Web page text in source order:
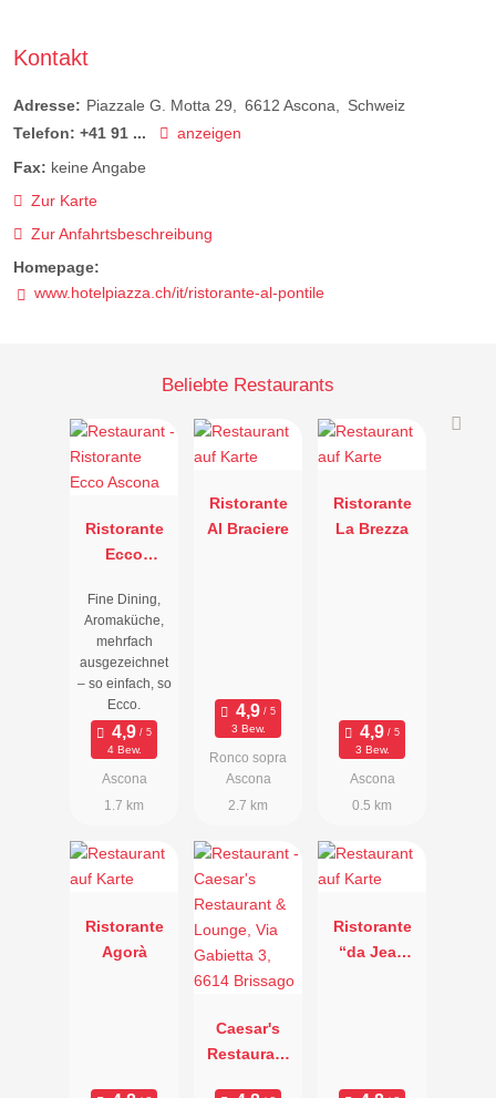
Kontakt
Adresse: Piazzale G. Motta 29 6612 Ascona
Schweiz
Telefon: +41 91 ...
anzeigen
Fax: keine Angabe
Zur Karte
Zur Anfahrtsbeschreibung
Homepage:
www.hotelpiazza.ch/it/ristorante-al-pontile
Beliebte Restaurants
Ristorante
Ecco
Fine Dining,
Aromaküche,
mehrfach
ausgezeichnet
– so einfach, so
Ecco.
4 Bew.
Ascona
1.7 km
Ristorante
Al Braciere
3 Bew.
Ronco sopra
Ascona
2.7 km
Ristorante
La Brezza
3 Bew.
Ascona
0.5 km
Ristorante
Agorà
Caesar's
Restaurant
Ristorante
“da Jean